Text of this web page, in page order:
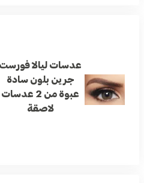
عدسات ليالا فورست
جرين بلون سادة
عبوة من 2 عدسات
لاصقة